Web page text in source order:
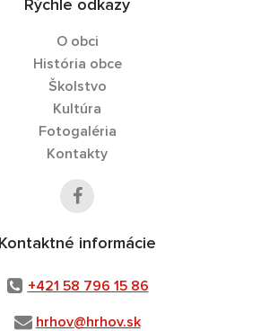
Rýchle odkazy
O obci
História obce
Školstvo
Kultúra
Fotogaléria
Kontakty
Kontaktné informácie
+421 58 796 15 86
hrhov@hrhov.sk